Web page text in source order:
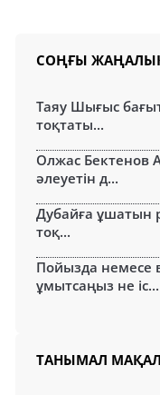
СОҢҒЫ
Таяу Шығыс
тоқтаты...
Олжас Бектенов
әлеуетін д...
Дубайға ұшатын
тоқ...
Пойызда немесе
ұмытсаңыз не іс...
ТАНЫМАЛ